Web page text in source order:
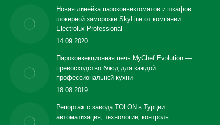
Новая линейка пароконвектоматов и шкафов
шокерной заморозки SkyLine от компании
Electrolux Professional
14.09.2020
Пароконвекционная печь MyChef Evolution —
превосходство блюд для каждой
профессиональной кухни
18.08.2019
Репортаж с завода TOLON в Турции:
автоматизация, технологии, контроль